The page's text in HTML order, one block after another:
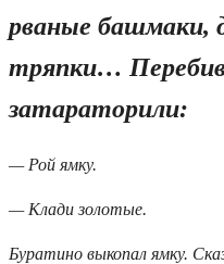
рваные башмаки,
тряпки…
затараторили:
— Рой ямку.
— Клади золотые.
Буратино выкопал ямку.